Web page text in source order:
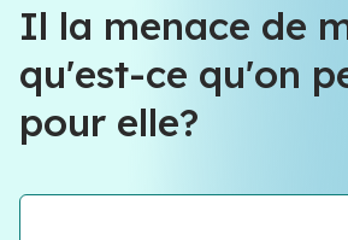
Équipe VIOLENCE QUE FAIRE
Meet our team
Il la menace de
qu'est-ce qu'on
pour elle?